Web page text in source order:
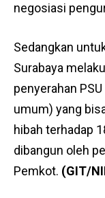
negosiasi
Sedangkan
Surabaya
penyerahan
umum) yang
hibah terhadap
dibangun oleh
Pemkot. (GIT/